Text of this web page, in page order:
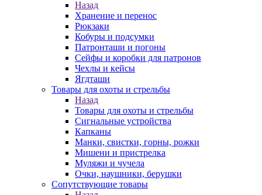
Назад
Хранение и перенос
Рюкзаки
Кобуры и подсумки
Патронташи и погоны
Сейфы и коробки для патронов
Чехлы и кейсы
Ягдташи
Товары для охоты и стрельбы
Назад
Товары для охоты и стрельбы
Сигнальные устройства
Капканы
Манки, свистки, горны, рожки
Мишени и пристрелка
Муляжи и чучела
Очки, наушники, берушки
Сопутствующие товары